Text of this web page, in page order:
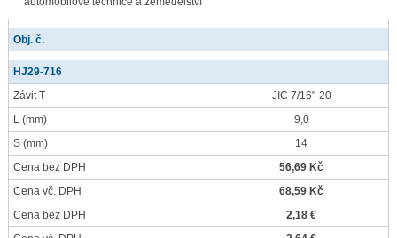
Obj. č.
HJ29-716
Závit T
JIC 7/16"-20
L (mm)
9,0
S (mm)
14
Cena bez DPH
56,69 Kč
Cena vč. DPH
68,59 Kč
Cena bez DPH
2,18 €